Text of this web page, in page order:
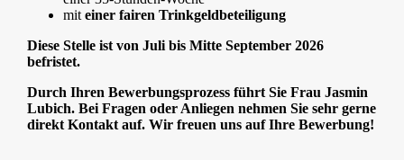
mit einer fairen Trinkgeldbeteiligung
Diese Stelle ist von Juli bis Mitte September 2026
befristet.
Durch Ihren Bewerbungsprozess führt Sie Frau Jasmin
Lubich. Bei Fragen oder Anliegen nehmen Sie sehr gerne
direkt Kontakt auf. Wir freuen uns auf Ihre Bewerbung!